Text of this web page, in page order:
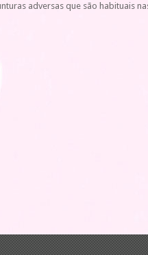
adversas que são habituais